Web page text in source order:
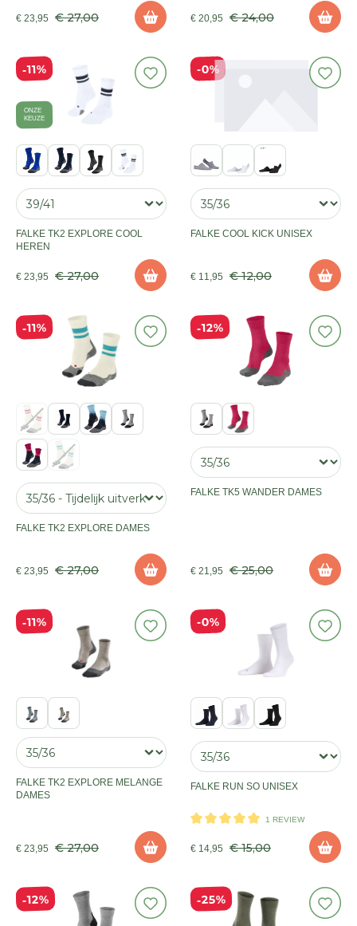
€ 23,95 € 27,00 € 20,95 € 24,00
11%
ONZE
KEUZE
FALKE TK2 EXPLORE COOL
HEREN
€ 23,95 € 27,00
0%
FALKE COOL KICK UNISEX
€ 11,95 € 12,00
11%
FALKE TK2 EXPLORE DAMES
€ 23,95 € 27,00
12%
FALKE TK5 WANDER DAMES
€ 21,95 € 25,00
11%
FALKE TK2 EXPLORE MELANGE
DAMES
€ 23,95 € 27,00
0%
FALKE RUN SO UNISEX
1 REVIEW
€ 14,95 € 15,00
12% 25%